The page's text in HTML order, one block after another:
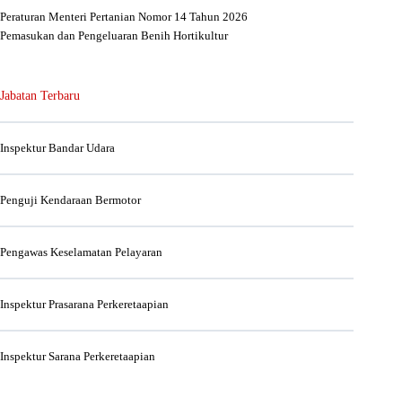
Peraturan Menteri Pertanian Nomor 14 Tahun 2026
Pemasukan dan Pengeluaran Benih Hortikultur
Jabatan Terbaru
Inspektur Bandar Udara
Penguji Kendaraan Bermotor
Pengawas Keselamatan Pelayaran
Inspektur Prasarana Perkeretaapian
Inspektur Sarana Perkeretaapian